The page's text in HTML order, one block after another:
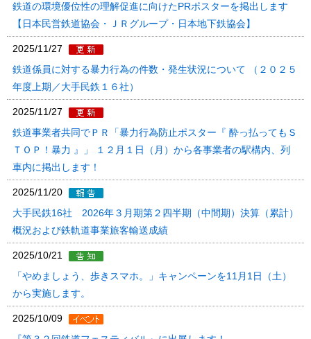
鉄道の環境優位性の理解促進に向けたPRポスターを掲出します
【日本民営鉄道協会・ＪＲグループ・日本地下鉄協会】
2025/11/27
鉄道係員に対する暴力行為の件数・発生状況について （２０２５
年度上期／大手民鉄１６社）
2025/11/27
鉄道事業者共同でＰＲ「暴力行為防止ポスター『 酔っ払ってもＳ
ＴＯＰ！暴力 』」 １２月１日（月）から各事業者の駅構内、列
車内に掲出します！
2025/11/20
大手民鉄16社 2026年３月期第２四半期（中間期）決算（累計）
概況および鉄軌道事業旅客輸送成績
2025/10/21
「やめましょう、歩きスマホ。」キャンペーンを11月1日（土）
から実施します。
2025/10/09